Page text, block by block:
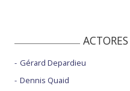
Gérard Depardieu
Dennis Quaid